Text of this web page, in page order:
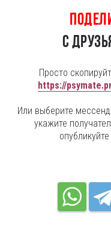
с
Просто
https://
Или выберите
укажите